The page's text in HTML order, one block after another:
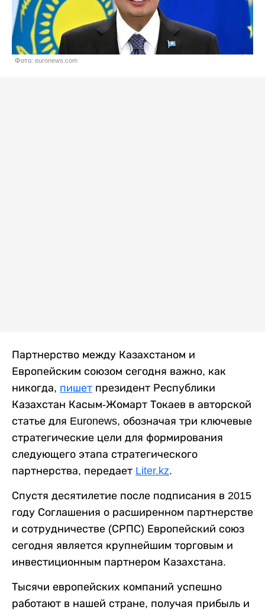
Фото: euronews.com
Партнерство между Казахстаном и
Европейским союзом сегодня важно, как
никогда, пишет президент Республики
Казахстан Касым-Жомарт Токаев в авторской
статье для Euronews, обозначая три ключевые
стратегические цели для формирования
следующего этапа стратегического
партнерства, передает Liter.kz.
Спустя десятилетие после подписания в 2015
году Соглашения о расширенном партнерстве
и сотрудничестве (СРПС) Европейский союз
сегодня является крупнейшим торговым и
инвестиционным партнером Казахстана.
Тысячи европейских компаний успешно
работают в нашей стране, получая прибыль и